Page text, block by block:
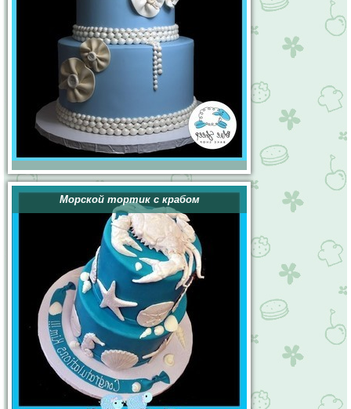
Морской тортик с крабом